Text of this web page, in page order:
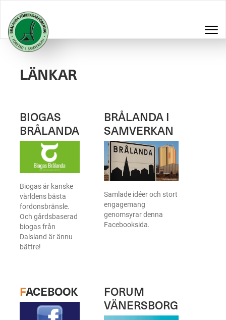
LÄNKAR
BIOGAS
BRÅLANDA
Biogas är kanske
världens bästa
fordonsbränsle.
Och gårdsbaserad
biogas från
Dalsland är ännu
bättre!
BRÅLANDA I
SAMVERKAN
Samlade idéer och stort
engagemang
genomsyrar denna
Facebooksida.
FACEBOOK
FORUM
VÄNERSBORG